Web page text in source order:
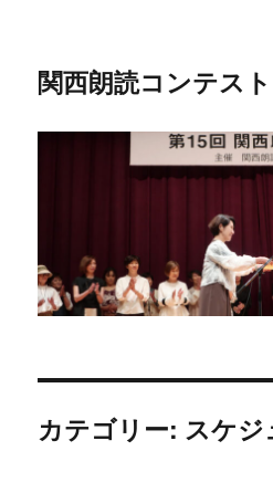
関西朗読コンテスト
カテゴリー: スケジ